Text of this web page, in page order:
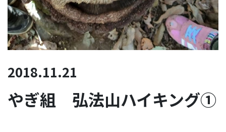
2018.11.21
やぎ組 弘法山ハイキング①